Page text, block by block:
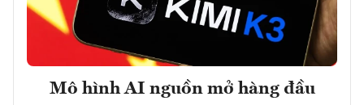
Mô hình AI nguồn mở hàng đầu